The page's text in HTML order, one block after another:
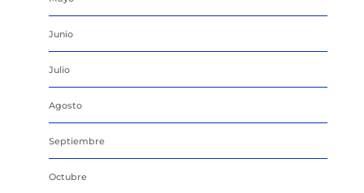
Junio
Julio
Agosto
Septiembre
Octubre